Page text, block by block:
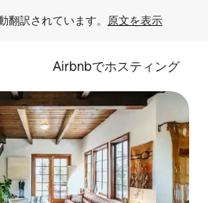
翻訳されています。 原文を表示
Airbnbでホスティング